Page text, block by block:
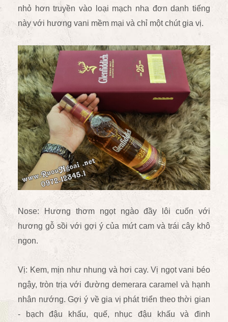
nhỏ hơn truyền vào loại mạch nha đơn danh tiếng
này với hương vani mềm mại và chỉ một chút gia vị.
Nose: Hương thơm ngọt ngào đầy lôi cuốn với
hương gỗ sồi với gợi ý của mứt cam và trái cây khô
ngon.
Vị: Kem, mịn như nhung và hơi cay. Vị ngọt vani béo
ngậy, tròn trịa với đường demerara caramel và hạnh
nhân nướng. Gợi ý về gia vị phát triển theo thời gian
- bạch đậu khấu, quế, nhục đậu khấu và đinh